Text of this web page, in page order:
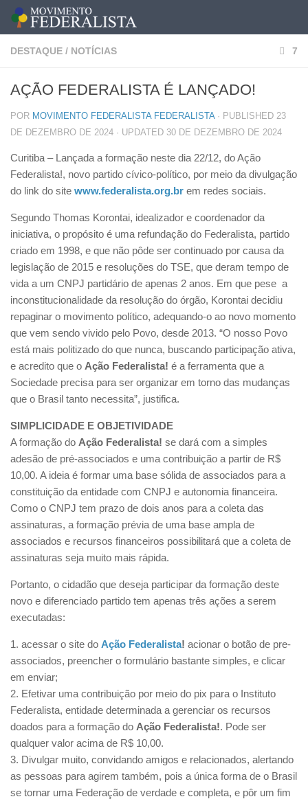
DESTAQUE / NOTÍCIAS 7
AÇÃO FEDERALISTA É LANÇADO!
POR MOVIMENTO FEDERALISTA FEDERALISTA · PUBLISHED 23
DE DEZEMBRO DE 2024 · UPDATED 30 DE DEZEMBRO DE 2024
Curitiba – Lançada a formação neste dia 22/12, do Ação
Federalista!, novo partido cívico-político, por meio da divulgação
do link do site www.federalista.org.br em redes sociais.
Segundo Thomas Korontai, idealizador e coordenador da
iniciativa, o propósito é uma refundação do Federalista, partido
criado em 1998, e que não pôde ser continuado por causa da
legislação de 2015 e resoluções do TSE, que deram tempo de
vida a um CNPJ partidário de apenas 2 anos. Em que pese a
inconstitucionalidade da resolução do órgão, Korontai decidiu
repaginar o movimento político, adequando-o ao novo momento
que vem sendo vivido pelo Povo, desde 2013. “O nosso Povo
está mais politizado do que nunca, buscando participação ativa,
e acredito que o Ação Federalista! é a ferramenta que a
Sociedade precisa para ser organizar em torno das mudanças
que o Brasil tanto necessita”, justifica.
SIMPLICIDADE E OBJETIVIDADE
A formação do Ação Federalista! se dará com a simples
adesão de pré-associados e uma contribuição a partir de R$
10,00. A ideia é formar uma base sólida de associados para a
constituição da entidade com CNPJ e autonomia financeira.
Como o CNPJ tem prazo de dois anos para a coleta das
assinaturas, a formação prévia de uma base ampla de
associados e recursos financeiros possibilitará que a coleta de
assinaturas seja muito mais rápida.
Portanto, o cidadão que deseja participar da formação deste
novo e diferenciado partido tem apenas três ações a serem
executadas:
1. acessar o site do Ação Federalista! acionar o botão de pre-
associados, preencher o formulário bastante simples, e clicar
em enviar;
2. Efetivar uma contribuição por meio do pix para o Instituto
Federalista, entidade determinada a gerenciar os recursos
doados para a formação do Ação Federalista!. Pode ser
qualquer valor acima de R$ 10,00.
3. Divulgar muito, convidando amigos e relacionados, alertando
as pessoas para agirem também, pois a única forma de o Brasil
se tornar uma Federação de verdade e completa, e pôr um fim